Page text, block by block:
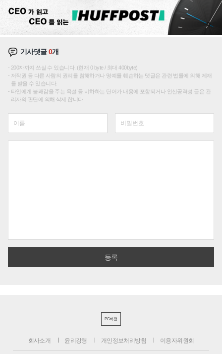
기사댓글0개
200자까지 쓰실 수 있습니다. (현재 0 byte / 최대 400byte)
저작권 등 다른 사람의 권리를 침해하거나 명예를 훼손하는 댓글은 관련 법률에 의해 제재
를 받을 수 있습니다.
타인에게 불쾌감을 주는 욕설 등 비하하는 단어가 내용에 포함되거나 인신공격성 글은 관
리자의 판단에 의해 삭제 합니다.
PC버전
회사소개 윤리강령 개인정보처리방침 이용자위원회